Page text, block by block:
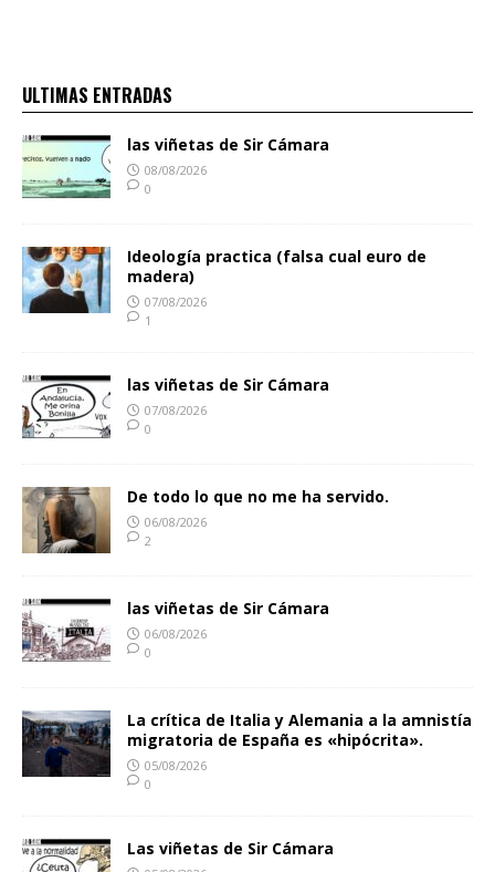
ULTIMAS ENTRADAS
las viñetas de Sir Cámara
08/08/2026
0
Ideología practica (falsa cual euro de
madera)
07/08/2026
1
las viñetas de Sir Cámara
07/08/2026
0
De todo lo que no me ha servido.
06/08/2026
2
las viñetas de Sir Cámara
06/08/2026
0
La crítica de Italia y Alemania a la amnistía
migratoria de España es «hipócrita».
05/08/2026
0
Las viñetas de Sir Cámara